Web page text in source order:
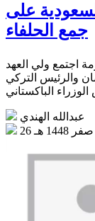
على
جمع الحلفاء
مكة المكرمة اجتمع ولي العهد
والرئيس التركي
عبدالله الهندي
26 صفر 1448 هـ